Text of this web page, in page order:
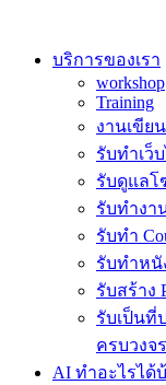
contentบริการของเรา
workshop
Training
งานเขีย
รับทำเว็
รับดูแลโ
รับทำงา
รับทำ
รับทำหนั
รับสร้าง
รับเป็นที่
ครบวงจร
AI ทำอะไรได้